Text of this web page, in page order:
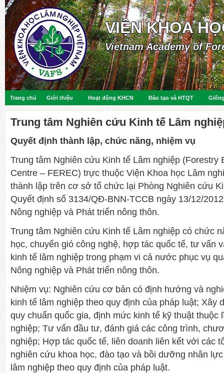
VIỆN KHOA
Vietnam Academy of
Trang chủ Giới thiệu Hoạt động KHCN Đào tạo và HTQT
Trung tâm Nghiên cứu Kinh tế Lâm
Quyết định thành lập, chức năng, nhiệm vụ
Trung tâm Nghiên cứu Kinh tế Lâm nghiệp (Forestry
Centre – FEREC) trực thuộc Viện Khoa học Lâm
thành lập trên cơ sở tổ chức lại Phòng Nghiên cứu
Quyết định số 3134/QĐ-BNN-TCCB ngày 13/12/
Nông nghiệp và Phát triển nông thôn.
Trung tâm Nghiên cứu Kinh tế Lâm nghiệp có chức
học, chuyển gió công nghệ, hợp tác quốc tế, tư vấn
kinh tế lâm nghiệp trong phạm vi cả nước phục vụ
Nông nghiệp và Phát triển nông thôn.
Nhiệm vụ: Nghiên cứu cơ bản có định hướng và
kinh tế lâm nghiệp theo quy định của pháp luật; Xây
quy chuẩn quốc gia, định mức kinh tế kỹ thuật thuộc
nghiệp; Tư vấn đầu tư, đánh giá các công trình,
nghiệp; Hợp tác quốc tế, liên doanh liên kết với các
nghiên cứu khoa học, đào tạo và bồi dưỡng nhân
lâm nghiệp theo quy định của pháp luật.